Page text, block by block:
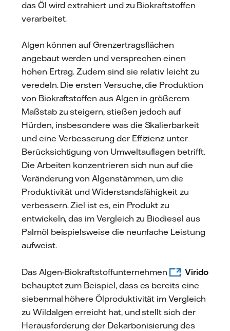
das Öl wird extrahiert und zu Biokraftstoffen
verarbeitet.
Algen können auf Grenzertragsflächen
angebaut werden und versprechen einen
hohen Ertrag. Zudem sind sie relativ leicht zu
veredeln. Die ersten Versuche, die Produktion
von Biokraftstoffen aus Algen in größerem
Maßstab zu steigern, stießen jedoch auf
Hürden, insbesondere was die Skalierbarkeit
und eine Verbesserung der Effizienz unter
Berücksichtigung von Umweltauflagen betrifft.
Die Arbeiten konzentrieren sich nun auf die
Veränderung von Algenstämmen, um die
Produktivität und Widerstandsfähigkeit zu
verbessern. Ziel ist es, ein Produkt zu
entwickeln, das im Vergleich zu Biodiesel aus
Palmöl beispielsweise die neunfache Leistung
aufweist.
Das Algen-Biokraftstoffunternehmen
Virido
behauptet zum Beispiel, dass es bereits eine
siebenmal höhere Ölproduktivität im Vergleich
zu Wildalgen erreicht hat, und stellt sich der
Herausforderung der Dekarbonisierung des